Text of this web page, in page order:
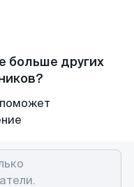
больше других